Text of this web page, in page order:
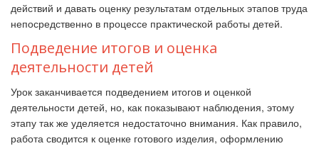
действий и давать оценку результатам отдельных этапов труда
непосредственно в процессе практической работы детей.
Подведение итогов и оценка
деятельности детей
Урок заканчивается подведением итогов и оценкой
деятельности детей, но, как показывают наблюдения, этому
этапу так же уделяется недостаточно внимания. Как правило,
работа сводится к оценке готового изделия, оформлению